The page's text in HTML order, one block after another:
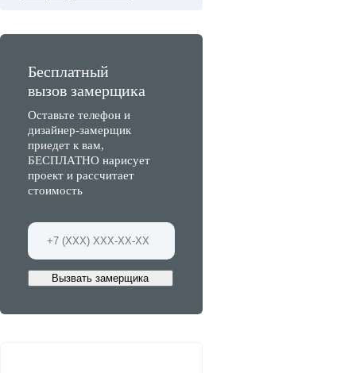
Бесплатный
вызов замерщика
Оставьте телефон и
дизайнер-замерщик
приедет к вам,
БЕСПЛАТНО нарисует
проект и рассчитает
стоимость
Вызвать замерщика